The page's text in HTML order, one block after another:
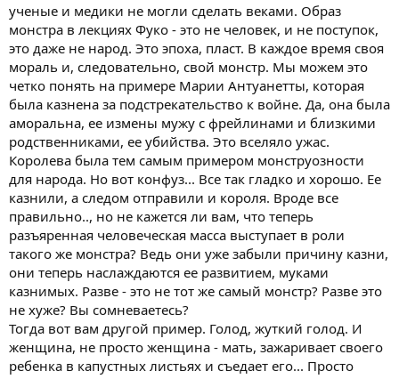
ученые и медики не могли сделать веками. Образ
монстра в лекциях Фуко - это не человек, и не поступок,
это даже не народ. Это эпоха, пласт. В каждое время своя
мораль и, следовательно, свой монстр. Мы можем это
четко понять на примере Марии Антуанетты, которая
была казнена за подстрекательство к войне. Да, она была
аморальна, ее измены мужу с фрейлинами и близкими
родственниками, ее убийства. Это вселяло ужас.
Королева была тем самым примером монструозности
для народа. Но вот конфуз... Все так гладко и хорошо. Ее
казнили, а следом отправили и короля. Вроде все
правильно.., но не кажется ли вам, что теперь
разъяренная человеческая масса выступает в роли
такого же монстра? Ведь они уже забыли причину казни,
они теперь наслаждаются ее развитием, муками
казнимых. Разве - это не тот же самый монстр? Разве это
не хуже? Вы сомневаетесь?
Тогда вот вам другой пример. Голод, жуткий голод. И
женщина, не просто женщина - мать, зажаривает своего
ребенка в капустных листьях и съедает его... Просто